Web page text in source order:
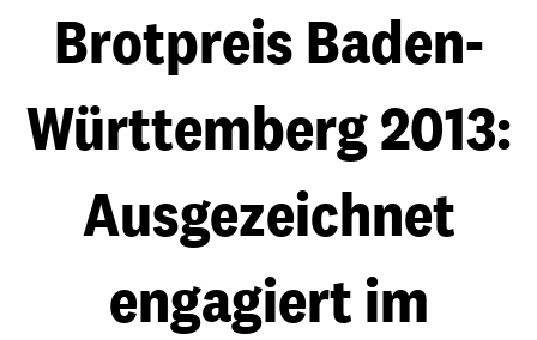
Brotpreis Baden-
Württemberg 2013:
Ausgezeichnet
engagiert im